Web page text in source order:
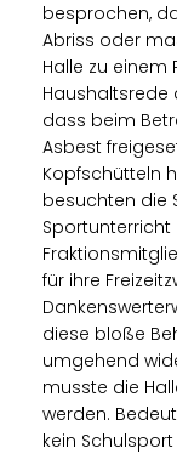
besprochen,
Abriss oder
Halle zu einem
Haushaltsrede
dass beim
Asbest
Kopfschütteln
besuchten die
für ihre
diese bloße
umgehend
musste die
werden.
kein